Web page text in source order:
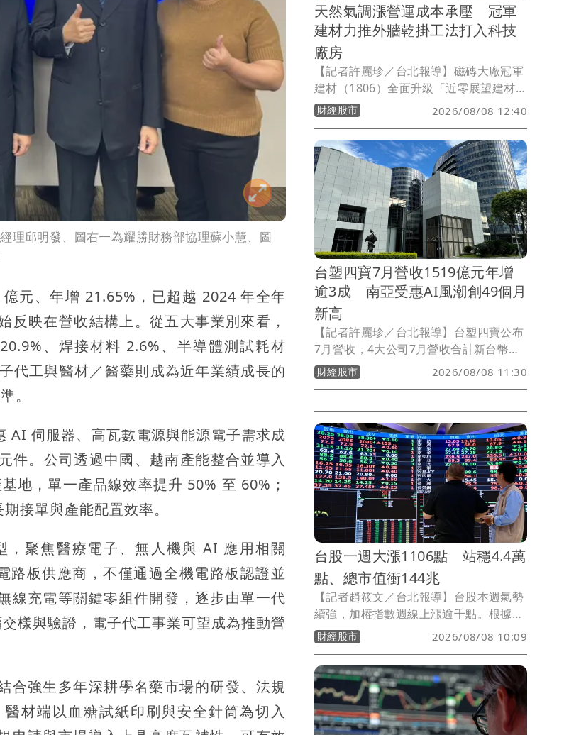
理邱明發、圖右一為耀勝財務部協理蘇小慧、圖
元、年增 21.65%，已超越 2024 年全年
映在營收結構上。從五大事業別來看，
、焊接材料 2.6%、半導體測試耗材
代工與醫材／醫藥則成為近年業績成長的
。
AI 伺服器、高瓦數電源與能源電子需求成
件。公司透過中國、越南產能整合並導入
地，單一產品線效率提升 50% 至 60%；
接單與產能配置效率。
聚焦醫療電子、無人機與 AI 應用相關
路板供應商，不僅通過全機電路板認證並
線充電等關鍵零組件開發，逐步由單一代
樣與驗證，電子代工事業可望成為推動營
合強生多年深耕學名藥市場的研發、法規
材端以血糖試紙印刷與安全針筒為切入
天然氣調漲營運成本承壓 冠軍
建材力推外牆乾掛工法打入科技
廠房
【記者許麗珍／台北報導】磁磚大廠冠軍
建材（1806）全面升級「近零展望建材
館」正式開館，總經理林祐字表示近期工
業用天然氣價格調漲後，估計公司每月成
本增加約百萬元，已成為營運最大成本壓
力之一，公司因此增加機能型與低碳建材
產品比重，籍產品差異化改善毛利結構，
其中成大實驗室測試的科技節能石可降低
室溫6度，是最佳外牆乾化和屋頂隔熱材
料，針對科技廠多數偏好綠建築，將力推
至科技公司辦公建物及科技廠房。
財經股市 2026/08/08 12:40
台塑四寶7月營收1519億元年增
逾3成 南亞受惠AI風潮創49個月
新高
【記者許麗珍／台北報導】台塑四寶公布
7月營收，4大公司7月營收合計新台幣
1519.55億元，月增14.7%，年增
31.5%。在石化、電子材料價量助攻下，
亞受惠AI風潮帶動電子材料價量齊揚，月
增12.7％，年增44.5％，7月營收創下近
49個月新高。
財經股市 2026/08/08 11:30
台股一週大漲1106點 站穩4.4萬
點、總市值衝144兆
【記者趙筱文／台北報導】台股本週氣勢
續強，加權指數週線上漲逾千點。根據臺
灣證券交易所統計，8月7日加權指數收在
44,225.91點，較7月31日的43,119.75點
上漲1,106.16點，單週漲幅約2.57%；全
體上市公司總市值同步攀升至144兆
5,568.14億元，一週增加逾3.7兆元，增
幅約2.63%。
財經股市 2026/08/08 10:09